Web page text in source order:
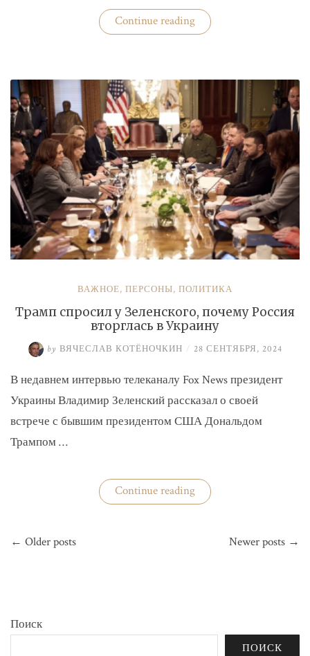
Continue reading«Бизнес
«добровольных
ВАЖНОЕ, ПЕРСОНЫ, ПОЛИТИКА
Трамп спросил у Зеленского, почему Россия
вторглась в Украину
by ВЯЧЕСЛАВ КОТЁНОЧКИН / 28 СЕНТЯБРЯ, 2024
В недавнем интервью телеканалу Fox News президент
Украины Владимир Зеленский рассказал о своей
встрече с бывшим президентом США Дональдом
Трампом …
Continue reading«Трамп
спросил
почему
Россия
по
← Older posts Newer posts →
Поиск
ПОИСК